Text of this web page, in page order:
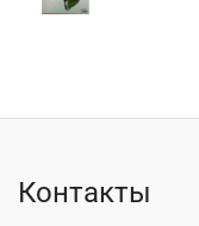
Контакты